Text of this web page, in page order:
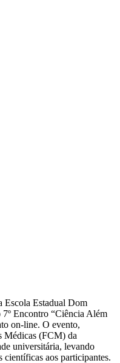
Escola Estadual Dom
Encontro “Ciência Além
on-line. O evento,
Médicas (FCM) da
universitária, levando
científicas aos participantes.